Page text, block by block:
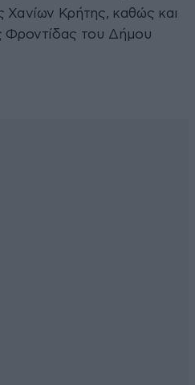
Χανίων Κρήτης, καθώς και
Φροντίδας του Δήμου